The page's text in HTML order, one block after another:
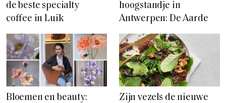
de beste specialty
coffee in Luik
hoogstandje in
Antwerpen: De Aarde
Bloemen en beauty:
Zijn vezels de nieuwe